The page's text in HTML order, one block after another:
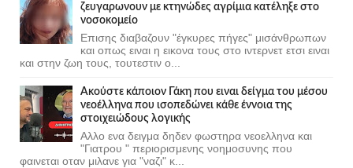
ζευγαρωνουν με κτηνώδες αγρίμια κατέληξε στο
νοσοκομείο
Επισης διαβαζουν "έγκυρες πήγες" μισάνθρωπων
και οπως ειναι η εικονα τους στο ιντερνετ ετσι ειναι
και στην ζωη τους, τουτεστιν ο...
Ακούστε κάποιον Γάκη που ειναι δείγμα του μέσου
νεοέλληνα που ισοπεδώνει κάθε έννοια της
στοιχειώδους λογικής
Αλλο ενα δειγμα δηδεν φωστηρα νεοελληνα και
"Γιατρου " περιορισμενης νοημοσυνης που
φαινεται οταν μιλανε για "ναζι" κ...